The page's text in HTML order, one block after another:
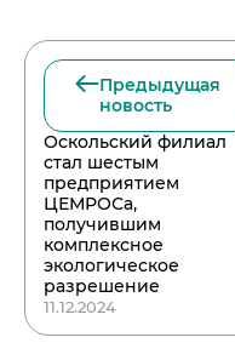
Предыдущая
новость
Оскольский филиал
стал шестым
предприятием
ЦЕМРОСа,
получившим
комплексное
экологическое
разрешение
11.12.2024